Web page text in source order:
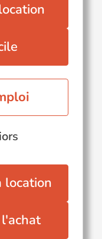
location